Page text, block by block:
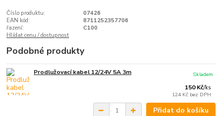
Číslo produktu:
07426
EAN kód:
8711252357706
řazení:
C100
Hlídat cenu / dostupnost
Podobné produkty
Prodlužovací kabel 12/24V 5A 3m
150 Kč/ks
124 Kč bez DPH
Skladem
Přidat do košíku